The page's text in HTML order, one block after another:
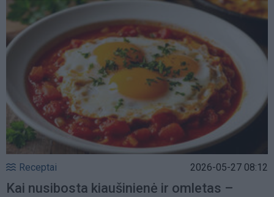
Receptai 2026-05-27 08:12
Kai nusibosta kiaušinienė ir omletas –